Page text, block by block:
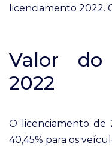
licenciamento 2022.
Valor do
2022
O licenciamento de
40,45% para os